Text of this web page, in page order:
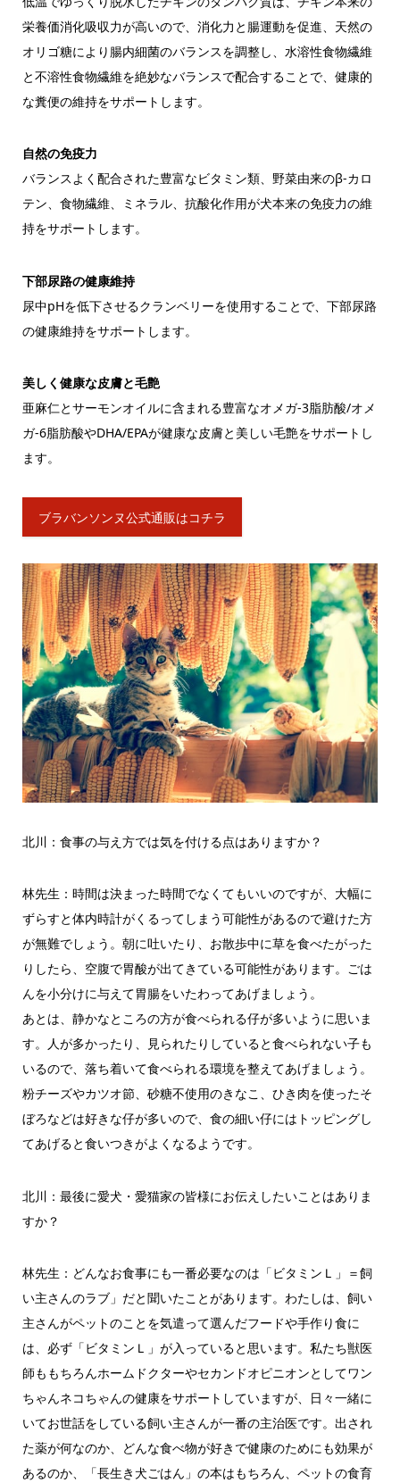
栄養価消化吸収力が高いので、消化力と腸運動を促進、天然の
オリゴ糖により腸内細菌のバランスを調整し、水溶性食物繊維
と不溶性食物繊維を絶妙なバランスで配合することで、健康的
な糞便の維持をサポートします。
自然の免疫力
バランスよく配合された豊富なビタミン類、野菜由来のβ-カロ
テン、食物繊維、ミネラル、抗酸化作用が犬本来の免疫力の維
持をサポートします。
下部尿路の健康維持
尿中pHを低下させるクランベリーを使用することで、下部尿路
の健康維持をサポートします。
美しく健康な皮膚と毛艶
亜麻仁とサーモンオイルに含まれる豊富なオメガ-3脂肪酸/オメ
ガ-6脂肪酸やDHA/EPAが健康な皮膚と美しい毛艶をサポートし
ます。
ブラバンソンヌ公式通販はコチラ
北川：食事の与え方では気を付ける点はありますか？
林先生：時間は決まった時間でなくてもいいのですが、大幅に
ずらすと体内時計がくるってしまう可能性があるので避けた方
が無難でしょう。朝に吐いたり、お散歩中に草を食べたがった
りしたら、空腹で胃酸が出てきている可能性があります。ごは
んを小分けに与えて胃腸をいたわってあげましょう。
あとは、静かなところの方が食べられる仔が多いように思いま
す。人が多かったり、見られたりしていると食べられない子も
いるので、落ち着いて食べられる環境を整えてあげましょう。
粉チーズやカツオ節、砂糖不使用のきなこ、ひき肉を使ったそ
ぼろなどは好きな仔が多いので、食の細い仔にはトッピングし
てあげると食いつきがよくなるようです。
北川：最後に愛犬・愛猫家の皆様にお伝えしたいことはありま
すか？
林先生：どんなお食事にも一番必要なのは「ビタミンＬ」＝飼
い主さんのラブ」だと聞いたことがあります。わたしは、飼い
主さんがペットのことを気遣って選んだフードや手作り食に
は、必ず「ビタミンＬ」が入っていると思います。私たち獣医
師ももちろんホームドクターやセカンドオピニオンとしてワン
ちゃんネコちゃんの健康をサポートしていますが、日々一緒に
いてお世話をしている飼い主さんが一番の主治医です。出され
た薬が何なのか、どんな食べ物が好きで健康のためにも効果が
あるのか、「長生き犬ごはん」の本はもちろん、ペットの食育